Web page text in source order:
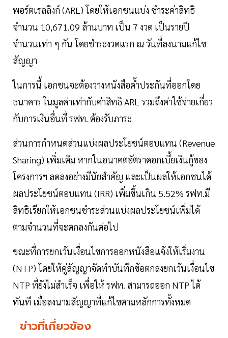
พอร์ตเรลลิงก์ (ARL) โดยให้เอกชนแบ่ง ชำระค่าสิทธิ
จำนวน 10,671.09 ล้านบาท เป็น 7 งวด เป็นรายปี
จำนวนเท่า ๆ กัน โดยชำระงวดแรก ณ วันที่ลงนามแก้ไข
สัญญา
ในการนี้ เอกชนจะต้องวางหนังสือค้ำประกันที่ออกโดย
ธนาคาร ในมูลค่าเท่ากับค่าสิทธิ ARL รวมถึงค่าใช้จ่ายเกี่ยว
กับการเงินอื่นที่ รฟท. ต้องรับภาระ
ส่วนการกำหนดส่วนแบ่งผลประโยชน์ตอบแทน (Revenue
Sharing) เพิ่มเติม หากในอนาคตอัตราดอกเบี้ยเงินกู้ของ
โครงการฯ ลดลงอย่างมีนัยสําคัญ และเป็นผลให้เอกชนได้
ผลประโยชน์ตอบแทน (IRR) เพิ่มขึ้นเกิน 5.52% รฟท.มี
สิทธิเรียกให้เอกชนชําระส่วนแบ่งผลประโยชน์เพิ่มได้
ตามจำนวนที่จะตกลงกันต่อไป
ขณะที่การยกเว้นเงื่อนไขการออกหนังสือแจ้งให้เริ่มงาน
(NTP) โดยให้คู่สัญญาจัดทำบันทึกข้อตกลงยกเว้นเงื่อนไข
NTP ที่ยังไม่สำเร็จ เพื่อให้ รฟท. สามารถออก NTP ได้
ทันที เมื่อลงนามสัญญาที่แก้ไขตามหลักการทั้งหมด
ข่าวที่เกี่ยวข้อง